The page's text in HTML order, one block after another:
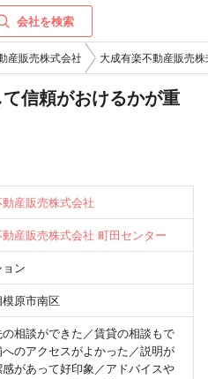
会社を検索
産販売株式会社 大成有楽不動産販売
信頼がおけるかが重
産販売株式会社
産販売株式会社 町田センター
ン
原市南区
相談ができた／賃貸の相談もで
へのアクセスがよかった／説明が
があって好印象／アドバイスや